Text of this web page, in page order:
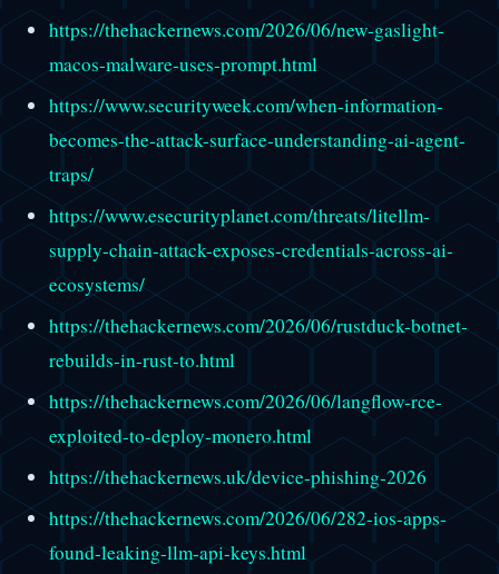
https://thehackernews.com/2026/06/new-gaslight-
macos-malware-uses-prompt.html
https://www.securityweek.com/when-information-
becomes-the-attack-surface-understanding-ai-agent-
traps/
https://www.esecurityplanet.com/threats/litellm-
supply-chain-attack-exposes-credentials-across-ai-
ecosystems/
https://thehackernews.com/2026/06/rustduck-botnet-
rebuilds-in-rust-to.html
https://thehackernews.com/2026/06/langflow-rce-
exploited-to-deploy-monero.html
https://thehackernews.uk/device-phishing-2026
https://thehackernews.com/2026/06/282-ios-apps-
found-leaking-llm-api-keys.html